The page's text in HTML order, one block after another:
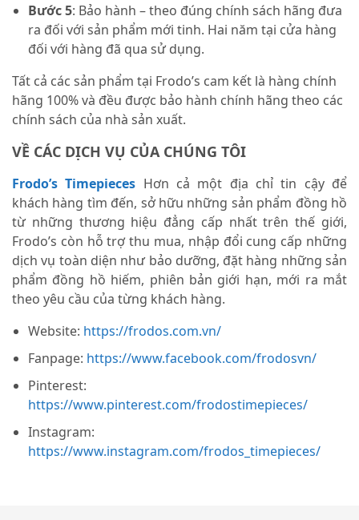
Bước 5: Bảo hành – theo đúng chính sách hãng đưa
ra đối với sản phẩm mới tinh. Hai năm tại cửa hàng
đối với hàng đã qua sử dụng.
Tất cả các sản phẩm tại Frodo’s cam kết là hàng chính
hãng 100% và đều được bảo hành chính hãng theo các
chính sách của nhà sản xuất.
VỀ CÁC DỊCH VỤ CỦA CHÚNG TÔI
Frodo’s Timepieces Hơn cả một địa chỉ tin cậy để
khách hàng tìm đến, sở hữu những sản phẩm đồng hồ
từ những thương hiệu đẳng cấp nhất trên thế giới,
Frodo’s còn hỗ trợ thu mua, nhập đổi cung cấp những
dịch vụ toàn diện như bảo dưỡng, đặt hàng những sản
phẩm đồng hồ hiếm, phiên bản giới hạn, mới ra mắt
theo yêu cầu của từng khách hàng.
Website: https://frodos.com.vn/
Fanpage: https://www.facebook.com/frodosvn/
Pinterest:
https://www.pinterest.com/frodostimepieces/
Instagram:
https://www.instagram.com/frodos_timepieces/